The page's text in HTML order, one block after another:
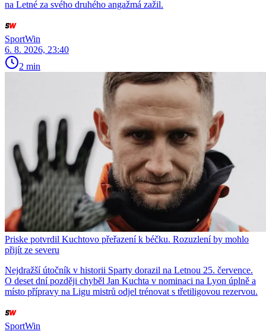
na Letné za svého druhého angažmá zažil.
SportWin
6. 8. 2026, 23:40
2 min
Priske potvrdil Kuchtovo přeřazení k béčku. Rozuzlení by mohlo
přijít ze severu
Nejdražší útočník v historii Sparty dorazil na Letnou 25. července.
O deset dní později chyběl Jan Kuchta v nominaci na Lyon úplně a
místo přípravy na Ligu mistrů odjel trénovat s třetiligovou rezervou.
SportWin